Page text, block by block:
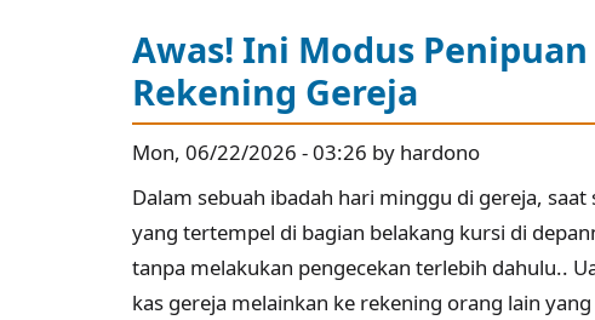
Awas! Ini Modus
Rekening Gereja
Mon, 06/22/2026 - 03:26 by hardono
Dalam sebuah ibadah hari minggu di gereja,
yang tertempel di bagian belakang kursi di
tanpa melakukan pengecekan terlebih dahulu..
kas gereja melainkan ke rekening orang lain